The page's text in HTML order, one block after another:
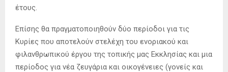
έτους.
Επίσης θα πραγματοποιηθούν δύο περίοδοι για τις
Κυρίες που αποτελούν στελέχη του ενοριακού και
φιλανθρωπικού έργου της τοπικής μας Εκκλησίας και μια
περίοδος για νέα ζευγάρια και οικογένειες (γονείς και